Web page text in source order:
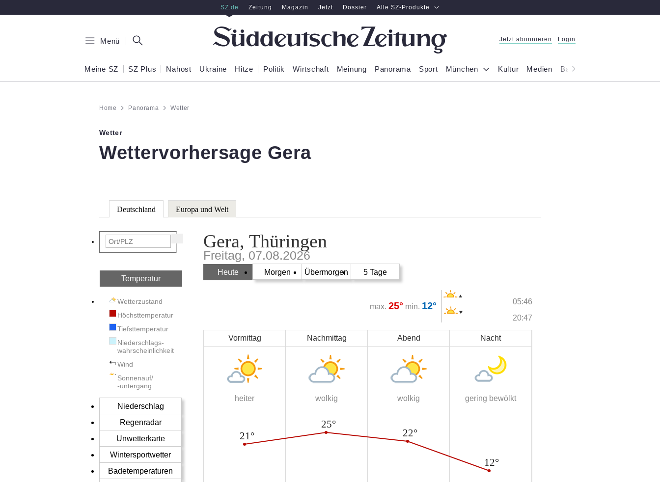
SZ.de Zeitung Magazin Jetzt Dossier Alle SZ-Produkte
Menü Jetzt abonnieren Login
Meine SZ SZ Plus Nahost Ukraine Hitze Politik Wirtschaft Meinung Panorama Sport München Kultur Medien Bayern
Home Panorama Wetter
Wetter
Wettervorhersage Gera
Deutschland Europa und Welt
Temperatur
Wetterzustand
Höchsttemperatur
Tiefsttemperatur
Niederschlags-
wahrscheinlichkeit
Wind
Sonnenauf/
-untergang
Niederschlag
Regenradar
Unwetterkarte
Wintersportwetter
Badetemperaturen
Gera, Thüringen
Freitag, 07.08.2026
Heute Morgen Übermorgen 5 Tage
max. 25° min. 12°
05:46
20:47
Vormittag Nachmittag Abend Nacht
heiter wolkig wolkig gering bewölkt